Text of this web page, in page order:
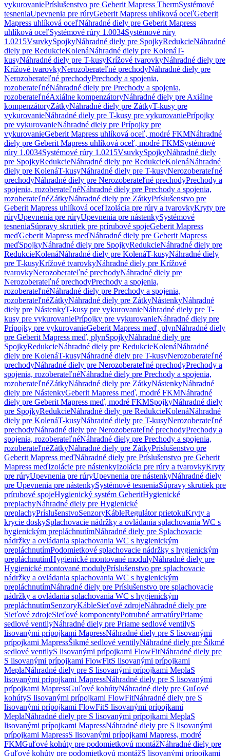
vykurovaniePríslušenstvo pre Geberit Mapress ThermSystémové
tesneniaUpevnenia pre rúryGeberit Mapress uhlíková oceľGeberit
Mapress uhlíková oceľNáhradné diely pre Geberit Mapress
uhlíková oceľSystémové rúry 1.0034Systémové rúry
1.0215VsuvkySpojkyNáhradné diely pre SpojkyRedukcieNáhradné
diely pre RedukcieKolenáNáhradné diely pre KolenáT-
kusyNáhradné diely pre T-kusyKrížové tvarovkyNáhradné diely pre
Krížové tvarovkyNerozoberateľné prechodyNáhradné diely pre
Nerozoberateľné prechodyPrechody a spojenia,
rozoberateľnéNáhradné diely pre Prechody a spojenia,
rozoberateľnéAxiálne kompenzátoryNáhradné diely pre Axiálne
kompenzátoryZátkyNáhradné diely pre ZátkyT-kusy pre
vykurovanieNáhradné diely pre T-kusy pre vykurovaniePrípojky
pre vykurovanieNáhradné diely pre Prípojky pre
vykurovanieGeberit Mapress uhlíková oceľ, modré FKMNáhradné
diely pre Geberit Mapress uhlíková oceľ, modré FKMSystémové
rúry 1.0034Systémové rúry 1.0215VsuvkySpojkyNáhradné diely
pre SpojkyRedukcieNáhradné diely pre RedukcieKolenáNáhradné
diely pre KolenáT-kusyNáhradné diely pre T-kusyNerozoberateľné
prechodyNáhradné diely pre Nerozoberateľné prechodyPrechody a
spojenia, rozoberateľnéNáhradné diely pre Prechody a spojenia,
rozoberateľnéZátkyNáhradné diely pre ZátkyPríslušenstvo pre
Geberit Mapress uhlíková oceľIzolácia pre rúry a tvarovkyKryty pre
rúryUpevnenia pre rúryUpevnenia pre nástenkySystémové
tesneniaSúpravy skrutiek pre prírubové spojeGeberit Mapress
meďGeberit Mapress meďNáhradné diely pre Geberit Mapress
meďSpojkyNáhradné diely pre SpojkyRedukcieNáhradné diely pre
RedukcieKolenáNáhradné diely pre KolenáT-kusyNáhradné diely
pre T-kusyKrížové tvarovkyNáhradné diely pre Krížové
tvarovkyNerozoberateľné prechodyNáhradné diely pre
Nerozoberateľné prechodyPrechody a spojenia,
rozoberateľnéNáhradné diely pre Prechody a spojenia,
rozoberateľnéZátkyNáhradné diely pre ZátkyNástenkyNáhradné
diely pre NástenkyT-kusy pre vykurovanieNáhradné diely pre T-
kusy pre vykurovaniePrípojky pre vykurovanieNáhradné diely pre
Prípojky pre vykurovanieGeberit Mapress meď, plynNáhradné diely
pre Geberit Mapress meď, plynSpojkyNáhradné diely pre
SpojkyRedukcieNáhradné diely pre RedukcieKolenáNáhradné
diely pre KolenáT-kusyNáhradné diely pre T-kusyNerozoberateľné
prechodyNáhradné diely pre Nerozoberateľné prechodyPrechody a
spojenia, rozoberateľnéNáhradné diely pre Prechody a spojenia,
rozoberateľnéZátkyNáhradné diely pre ZátkyNástenkyNáhradné
diely pre NástenkyGeberit Mapress meď, modré FKMNáhradné
diely pre Geberit Mapress meď, modré FKMSpojkyNáhradné diely
pre SpojkyRedukcieNáhradné diely pre RedukcieKolenáNáhradné
diely pre KolenáT-kusyNáhradné diely pre T-kusyNerozoberateľné
prechodyNáhradné diely pre Nerozoberateľné prechodyPrechody a
spojenia, rozoberateľnéNáhradné diely pre Prechody a spojenia,
rozoberateľnéZátkyNáhradné diely pre ZátkyPríslušenstvo pre
Geberit Mapress meďNáhradné diely pre Príslušenstvo pre Geberit
Mapress meďIzolácie pre nástenkyIzolácia pre rúry a tvarovkyKryty
pre rúryUpevnenia pre rúryUpevnenia pre nástenkyNáhradné diely
pre Upevnenia pre nástenkySystémové tesneniaSúpravy skrutiek pre
prírubové spojeHygienický systém GeberitHygienické
preplachyNáhradné diely pre Hygienické
preplachyPríslušenstvoSenzoryKábleRegulátor prietokuKryty a
krycie doskySplachovacie nádržky a ovládania splachovania WC s
hygienickým prepláchnutímNáhradné diely pre Splachovacie
nádržky a ovládania splachovania WC s hygienickým
prepláchnutímPodomietkové splachovacie nádržky s hygienickým
prepláchnutímHygienické montované modulyNáhradné diely pre
Hygienické montované modulyPríslušenstvo pre splachovacie
nádržky a ovládania splachovania WC s hygienickým
prepláchnutímNáhradné diely pre Príslušenstvo pre splachovacie
nádržky a ovládania splachovania WC s hygienickým
prepláchnutímSenzoryKábleSieťové zdrojeNáhradné diely pre
Sieťové zdrojeSieťové komponentyPotrubné armatúryPriame
sedlové ventilyNáhradné diely pre Priame sedlové ventilyS
lisovanými prípojkami MapressNáhradné diely pre S lisovanými
prípojkami MapressŠikmé sedlové ventilyNáhradné diely pre Šikmé
sedlové ventilyS lisovanými prípojkami FlowFitNáhradné diely pre
S lisovanými prípojkami FlowFitS lisovanými prípojkami
MeplaNáhradné diely pre S lisovanými prípojkami MeplaS
lisovanými prípojkami MapressNáhradné diely pre S lisovanými
prípojkami MapressGuľové kohútyNáhradné diely pre Guľové
kohútyS lisovanými prípojkami FlowFitNáhradné diely pre S
lisovanými prípojkami FlowFitS lisovanými prípojkami
MeplaNáhradné diely pre S lisovanými prípojkami MeplaS
lisovanými prípojkami MapressNáhradné diely pre S lisovanými
prípojkami MapressS lisovanými prípojkami Mapress, modré
FKMGuľové kohúty pre podomietkovú montážNáhradné diely pre
Guľové kohúty pre podomietkovú montážS lisovanými prípojkami